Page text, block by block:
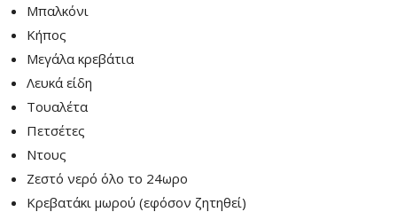
Μπαλκόνι
Κήπος
Μεγάλα κρεβάτια
Λευκά είδη
Τουαλέτα
Πετσέτες
Ντους
Ζεστό νερό όλο το 24ωρο
Kρεβατάκι μωρού (εφόσον ζητηθεί)